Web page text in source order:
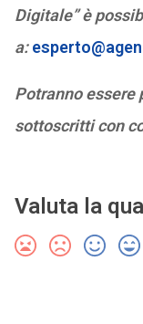
Digitale” è
a:
Potranno essere
sottoscritti con
Valuta la